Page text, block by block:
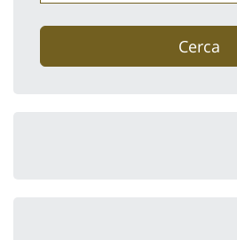
Cerca